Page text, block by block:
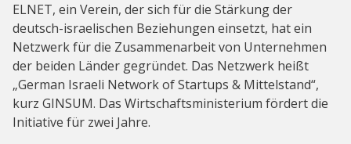
ELNET, ein Verein, der sich für die Stärkung der
deutsch-israelischen Beziehungen einsetzt, hat ein
Netzwerk für die Zusammenarbeit von Unternehmen
der beiden Länder gegründet. Das Netzwerk heißt
„German Israeli Network of Startups & Mittelstand“,
kurz GINSUM. Das Wirtschaftsministerium fördert die
Initiative für zwei Jahre.